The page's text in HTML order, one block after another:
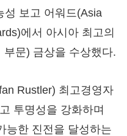
성 보고 어워드(Asia
에서 아시아 최고의
문) 금상을 수상했다.
Rustler) 최고경영자
투명성을 강화하며
능한 진전을 달성하는